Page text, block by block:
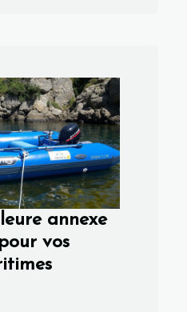
annexe
vos